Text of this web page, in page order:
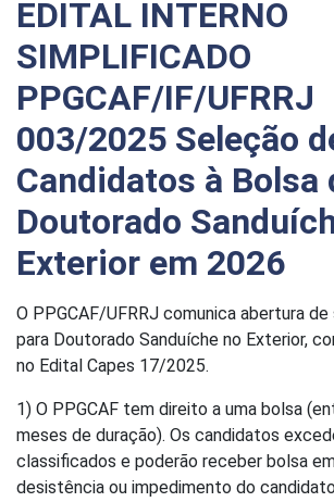
EDITAL INTERNO
SIMPLIFICADO
PPGCAF/IF/UFRRJ
003/2025 Seleção
Candidatos à Bolsa
Doutorado
Exterior em 2026
O PPGCAF/UFRRJ comunica abertura
para Doutorado Sanduíche no Exterior,
no Edital Capes 17/2025.
1) O PPGCAF tem direito a uma bolsa
meses de duração). Os candidatos
classificados e poderão receber bolsa
desistência ou impedimento do